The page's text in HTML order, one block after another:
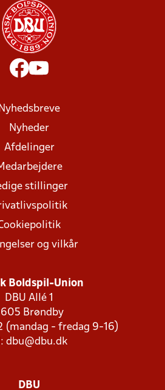
Nyhedsbreve
Nyheder
Afdelinger
stillinger
og vilkår
Boldspil-Union
DBU Allé 1
Brøndby
(mandag - fredag 9-16)
dbu@dbu.dk
DBU